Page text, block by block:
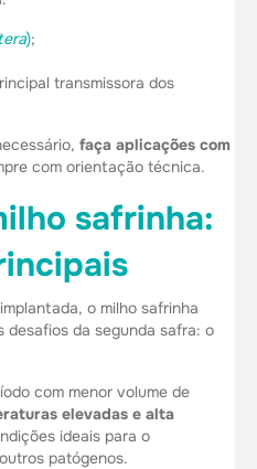
);
transmissora dos
faça aplicações com
com orientação técnica.
safrinha:
o milho safrinha
desafios da segunda safra: o
com menor volume de
elevadas e alta
ideais para o
patógenos.